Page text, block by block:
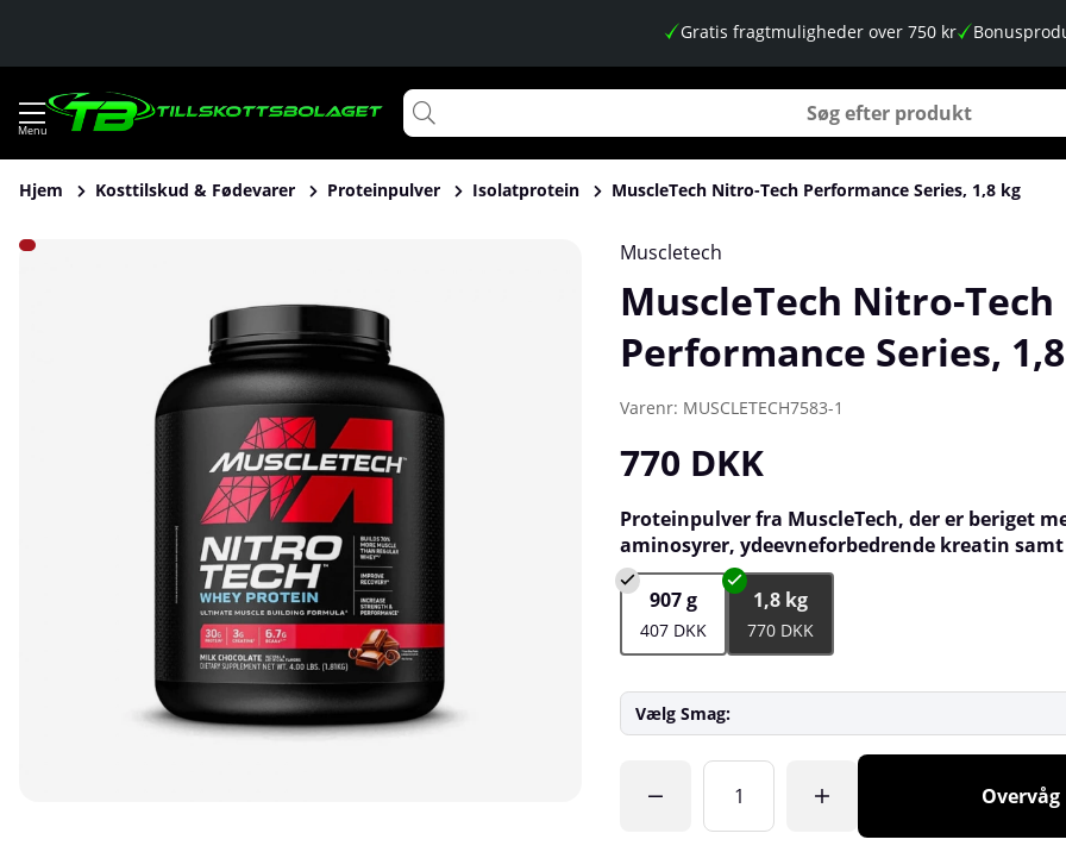
Gratis fragtmuligheder over 750 kr
Hjem Kosttilskud & Fødevarer Proteinpulver Isolatprotein MuscleTech Nitro-Tech Performance Series, 1,8 kg
Produktbilleder MuscleTech Nitro-Tech Performance Series, 1,8 kg Muscletech
MuscleTech Nitro-Tech
Performance Series,
Varenr: MUSCLETECH7583-1
770 DKK
Proteinpulver fra MuscleTech, der er beriget
aminosyrer, ydeevneforbedrende kreatin
907 g
407 DKK
1,8 kg
770 DKK
Vælg Smag:
Overvåg